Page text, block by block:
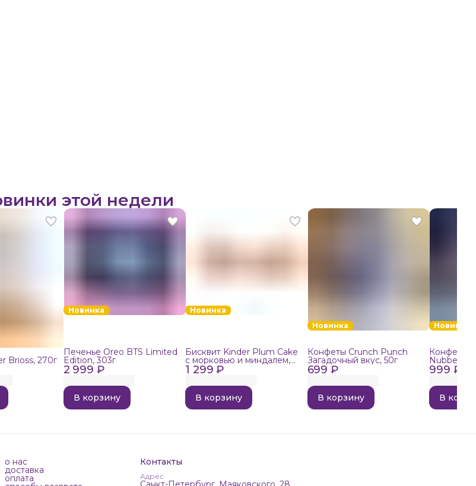
этой недели
Brioss, 270г
Новинка
2 999 ₽
Печенье Oreo BTS Limited
Edition, 303г
В корзину
Новинка
1 299 ₽
Бисквит Kinder Plum Cake
с морковью и миндалем,
192г
В корзину
Новинка
699 ₽
Конфеты Crunch Punch
Загадочный вкус, 50г
В корзину
Новинка
999 ₽
Конфеты
Nubbee
В
о нас
доставка
оплата
Контакты
Адрес